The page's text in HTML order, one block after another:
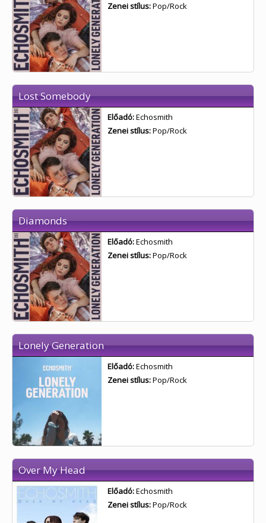
Zenei stílus:Pop/Rock
Lost Somebody
Előadó:Echosmith
Zenei stílus:Pop/Rock
Diamonds
Előadó:Echosmith
Zenei stílus:Pop/Rock
Lonely Generation
Előadó:Echosmith
Zenei stílus:Pop/Rock
Over My Head
Előadó:Echosmith
Zenei stílus:Pop/Rock